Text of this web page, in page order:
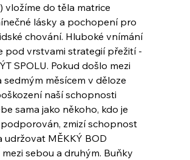
vložíme do těla matrice
lásky a pochopení pro
chování. Hluboké vnímání
pod vrstvami strategií přežití -
SPOLU. Pokud došlo mezi
sedmým měsícem v děloze
naší schopnosti
sama jako někoho, kdo je
zmizí schopnost
udržovat MĚKKÝ BOD
sebou a druhým. Buňky